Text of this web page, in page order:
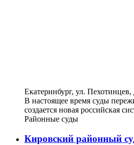
Екатеринбург, ул. Пехотинцев,
В настоящее время суды
создается новая российская
Районные суды
Кировский районный